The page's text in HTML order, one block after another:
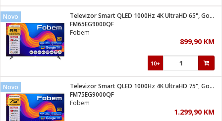
pribor
pribor
pribor
i kutije
Novo
Televizor Smart QLED 1000Hz 4K UltraHD 65", Google TV
FM65EG9000QF
Fobem
899,90 KM
10+
Novo
Televizor Smart QLED 1000Hz 4K UltraHD 75", Google TV
FM75EG9000QF
Fobem
1.299,90 KM